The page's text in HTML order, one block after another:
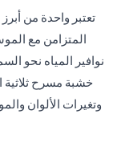
تعتبر واحدة من
المتزامن مع
نوافير المياه نحو
خشبة مسرح ثلاثية
وتغيرات الألوان